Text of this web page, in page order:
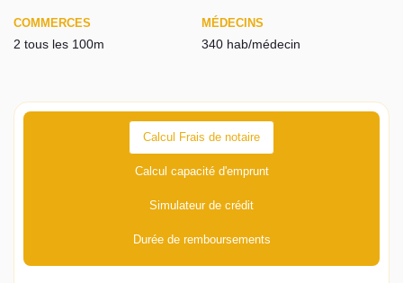
COMMERCES
2 tous les 100m
MÉDECINS
340 hab/médecin
Calcul Frais de notaire
Calcul capacité d'emprunt
Simulateur de crédit
Durée de remboursements